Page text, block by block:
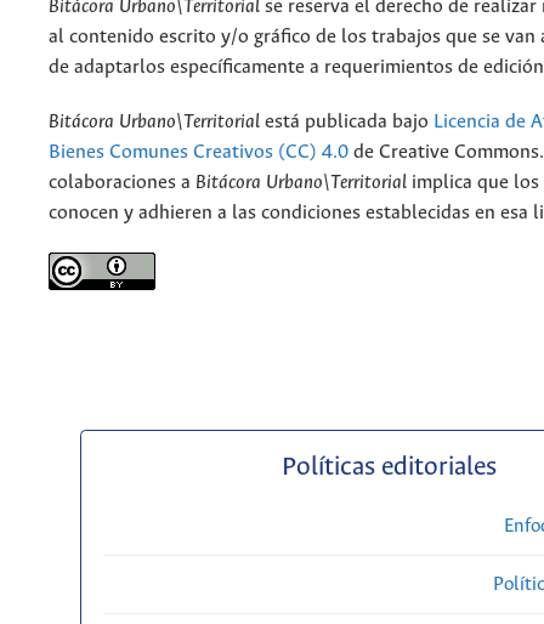
Bitácora Urbano\Territorial se reserva el derecho de realizar
al contenido escrito y/o gráfico de los trabajos que se van
de adaptarlos específicamente a requerimientos de
Bitácora Urbano\Territorial está publicada bajo Licencia de
Bienes Comunes Creativos (CC) 4.0 de Creative
colaboraciones a Bitácora Urbano\Territorial implica que los
conocen y adhieren a las condiciones establecidas en esa
Políticas editoriales